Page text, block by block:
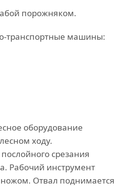
порожняком.
транспортные машины:
оборудование
ходу.
срезания
Рабочий инструмент
Отвал поднимается